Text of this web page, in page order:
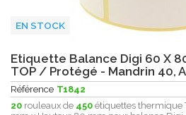
EN STOCK
Etiquette Balance Digi 60 X
TOP / Protégé - Mandrin 40,
Référence T1842
20 rouleaux de 450 étiquettes thermique